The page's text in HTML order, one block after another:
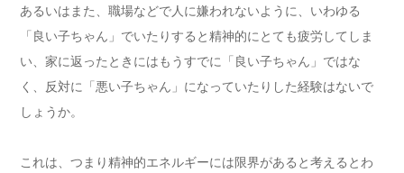
あるいはまた、職場などで人に嫌われないように、いわゆる
「良い子ちゃん」でいたりすると精神的にとても疲労してしま
い、家に返ったときにはもうすでに「良い子ちゃん」ではな
く、反対に「悪い子ちゃん」になっていたりした経験はないで
しょうか。
これは、つまり精神的エネルギーには限界があると考えるとわ